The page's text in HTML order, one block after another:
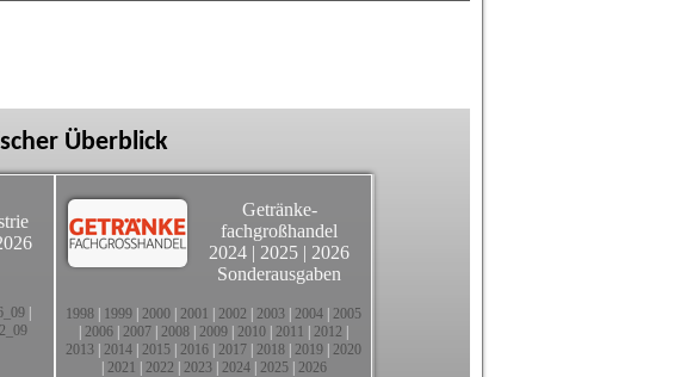
Überblick
|
Getränke-
fachgroßhandel
2024 | 2025 | 2026
Sonderausgaben
1998 1999 2000 2001 2002 2003 2004 2005
2006 2007 2008 2009 2010 2011 2012
2013 2014 2015 2016 2017 2018 2019 2020
2021 2022 2023| 2024| 2025| 2026